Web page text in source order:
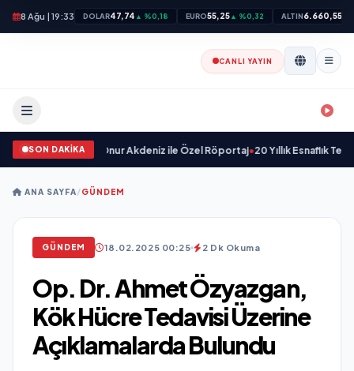
8 Ağu | 19:33 DOLAR47,74 ▲ %0,18 EURO55,25▲ %0,32 ALTIN6.660,55
CANLI YAYIN
SON DAKİKA
Geleceği: Onur Akdeniz ile Özel Röportaj•20 Yıllık Esnaflık
ANA SAYFA/GÜNDEM
GÜNDEM 18.02.2025 00:25 2 Dk Okuma
Op. Dr. Ahmet Özyazgan,
Kök Hücre Tedavisi Üzerine
Açıklamalarda Bulundu